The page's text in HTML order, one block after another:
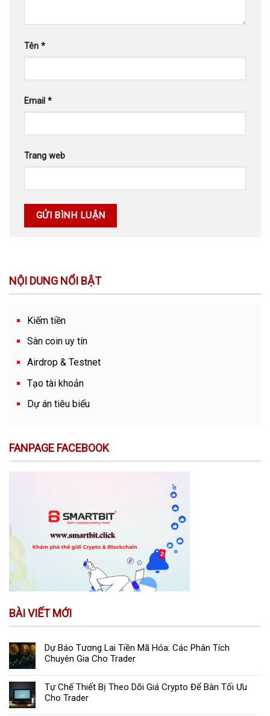
Tên *
Email *
Trang web
NỘI DUNG NỔI BẬT
Kiếm tiền
Sàn coin uy tín
Airdrop & Testnet
Tạo tài khoản
Dự án tiêu biểu
FANPAGE FACEBOOK
BÀI VIẾT MỚI
Dự Báo Tương Lai Tiền Mã Hóa: Các Phân Tích
Chuyên Gia Cho Trader
Tự Chế Thiết Bị Theo Dõi Giá Crypto Để Bàn Tối Ưu
Cho Trader